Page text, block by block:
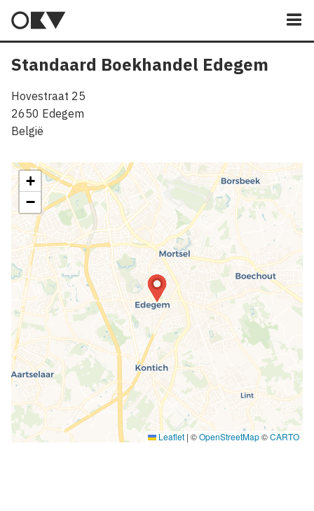
Standaard Boekhandel Edegem
Hovestraat 25
2650 Edegem
België
+
−
Leaflet | ©OpenStreetMap©CARTO